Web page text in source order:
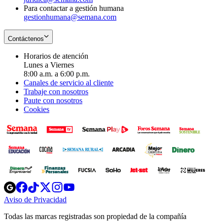
Para contactar a gestión humana
gestionhumana@semana.com
Contáctenos
Horarios de atención
Lunes a Viernes
8:00 a.m. a 6:00 p.m.
Canales de servicio al cliente
Trabaje con nosotros
Paute con nosotros
Cookies
Opens
in
new
Opens
in
new
Opens
in
new
window
Opens
new
windowwindow
Aviso de Privacidad
new
Todas las marcas registradas son propiedad de la compañía